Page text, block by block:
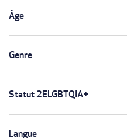
Âge
Genre
Statut 2ELGBTQIA+
Langue